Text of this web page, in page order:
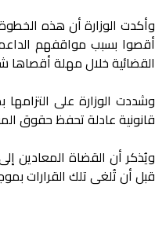
وأكدت الوزارة أن هذه
أقصوا بسبب مواقفهم
القضائية خلال مهلة أقصاها
وشددت الوزارة على
قانونية عادلة تحفظ حقوق
قبل أن تُلغى تلك القرارات